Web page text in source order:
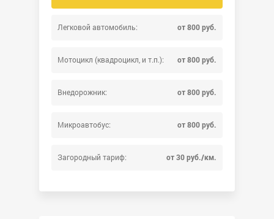
Легковой автомобиль: от 800 руб.
Мотоцикл (квадроцикл, и т.п.): от 800 руб.
Внедорожник: от 800 руб.
Микроавтобус: от 800 руб.
Загородный тариф: от 30 руб./км.